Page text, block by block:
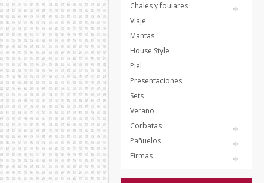
Chales y foulares
Viaje
Mantas
House Style
Piel
Presentaciones
Sets
Verano
Corbatas
Pañuelos
Firmas